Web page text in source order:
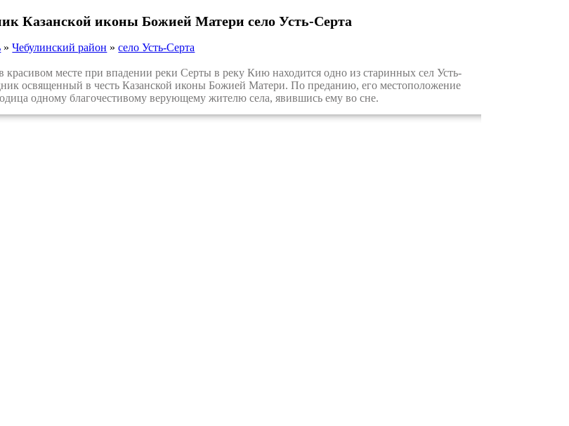
Казанской иконы Божией Матери село Усть-Серта
»Чебулинский район »село Усть-Серта
красивом месте при впадении реки Серты в реку Кию находится одно из старинных сел Усть-
освященный в честь Казанской иконы Божией Матери. По преданию, его местоположение
одному благочестивому верующему жителю села, явившись ему во сне.